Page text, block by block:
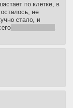
по клетке, в
не
стало, и